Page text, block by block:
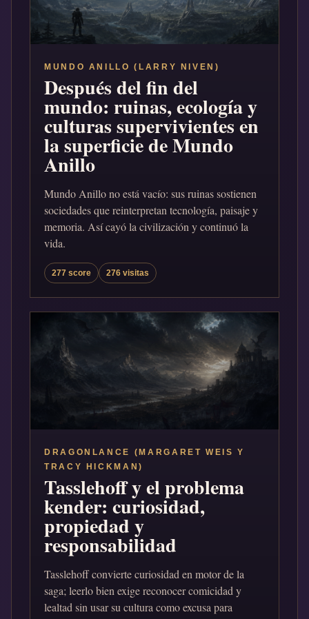
MUNDO ANILLO (LARRY NIVEN)
Después del fin del
mundo: ruinas, ecología y
culturas supervivientes en
la superficie de Mundo
Anillo
Mundo Anillo no está vacío: sus ruinas sostienen
sociedades que reinterpretan tecnología, paisaje y
memoria. Así cayó la civilización y continuó la
vida.
277 score 276 visitas
DRAGONLANCE (MARGARET WEIS Y
TRACY HICKMAN)
Tasslehoff y el problema
kender: curiosidad,
propiedad y
responsabilidad
Tasslehoff convierte curiosidad en motor de la
saga; leerlo bien exige reconocer comicidad y
lealtad sin usar su cultura como excusa para